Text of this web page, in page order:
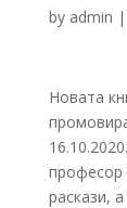
by admin |
Новата
професор
раскази,